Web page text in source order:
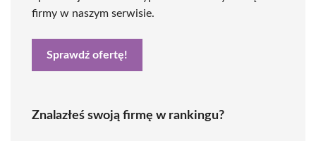
firmy w naszym serwisie.
Sprawdź ofertę!
Znalazłeś swoją firmę w rankingu?